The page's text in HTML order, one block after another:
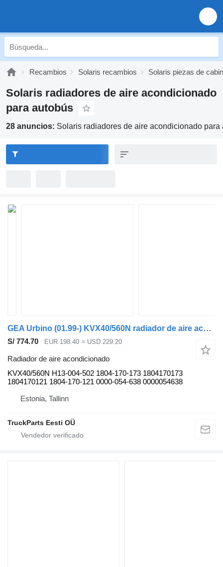
Recambios Solaris recambios Solaris piezas de
Solaris radiadores de aire acondicionado
para autobús
28 anuncios: Solaris radiadores de aire acondicionado para
GEA Urbino (01.99-) KVX40/560N radiador de aire acondicionado para Solaris Urbino, Alpino, Vacanza (1999-) autobús
S/ 774.70 EUR 198.40 ≈ USD 229.20
Radiador de aire acondicionado
KVX40/560N H13-004-502 1804-170-173 1804170173
1804170121 1804-170-121 0000-054-638 0000054638
Estonia, Tallinn
TruckParts Eesti OÜ